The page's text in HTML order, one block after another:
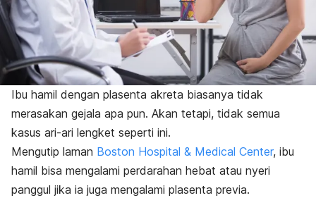
Ibu hamil dengan plasenta akreta biasanya tidak
merasakan gejala apa pun. Akan tetapi, tidak semua
kasus ari-ari lengket seperti ini.
Mengutip laman Boston Hospital & Medical Center, ibu
hamil bisa mengalami perdarahan hebat atau nyeri
panggul jika ia juga mengalami plasenta previa.